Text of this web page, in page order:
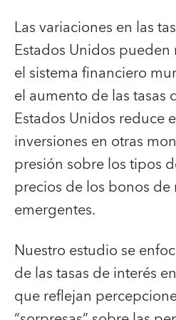
Las variaciones en las
Estados Unidos
el sistema financiero
el aumento de las tasas
Estados Unidos reduce
inversiones en otras
presión sobre los tipos
precios de los bonos de
emergentes.
Nuestro estudio se
de las tasas de interés
que reflejan